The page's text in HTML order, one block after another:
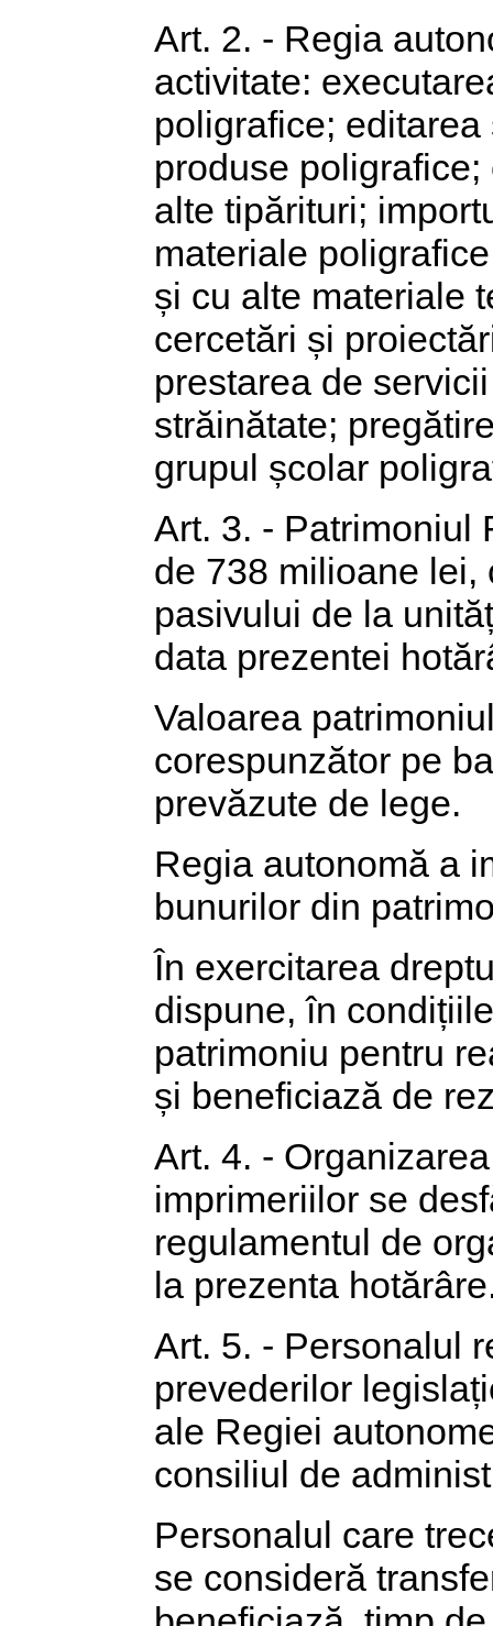
Art. 2. - Regia
activitate:
poligrafice;
produse
alte tipărituri;
materiale
și cu alte materiale
cercetări și
prestarea de
străinătate;
grupul școlar
Art. 3. - Patrimoniul
de 738 milioane lei,
pasivului de la
data prezentei
Valoarea
corespunzător pe
prevăzute de lege.
Regia autonomă a
bunurilor din
În exercitarea
dispune, în
patrimoniu pentru
și beneficiază de
Art. 4. -
imprimeriilor se
regulamentul de
la prezenta
Art. 5. - Personalul
prevederilor
ale Regiei
consiliul de
Personalul care
se consideră